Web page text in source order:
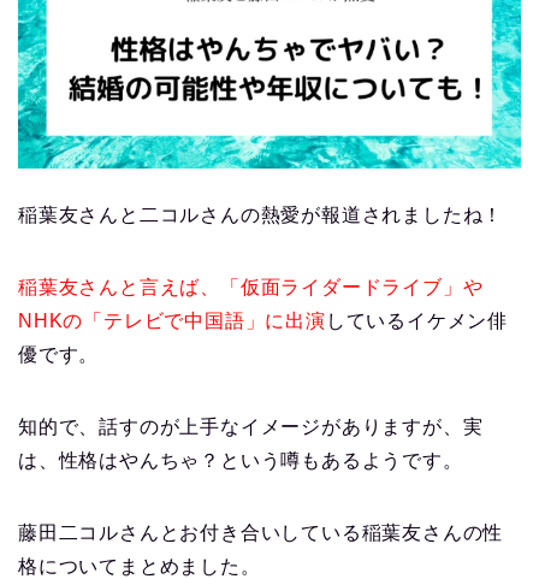
稲葉友さんと二コルさんの熱愛が報道されましたね！
稲葉友さんと言えば、「仮面ライダードライブ」や
NHKの「テレビで中国語」に出演 しているイケメン俳
優です。
知的で、話すのが上手なイメージがありますが、実
は、性格はやんちゃ？という噂もあるようです。
藤田二コルさんとお付き合いしている稲葉友さんの性
格についてまとめました。